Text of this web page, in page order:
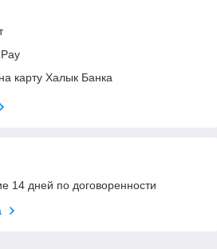
карту Халык Банка
14 дней по договоренности